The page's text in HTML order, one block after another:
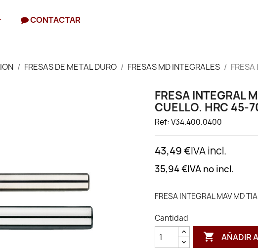
CONTACTAR
FRESAS DE METAL DURO FRESAS MD INTEGRALES
FRESA INTEGRAL
CUELLO. HRC 45-
Ref: V34.400.0400
43,49 €IVA incl.
35,94 €IVA no incl.
FRESA INTEGRAL MAV MD
Cantidad
 AÑADIR